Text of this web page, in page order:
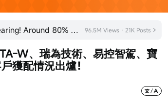
SHEIN has officially passed its listing hearing! Around 80% of new listings in 2026 rose on their fi 96.5M Views · 21K Posts
W、瑞為技術、易控智駕、寶
獲配情況出爐！